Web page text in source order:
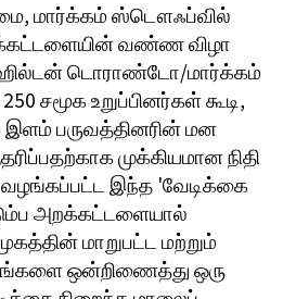
மார்க்கம் ஸ்டௌஃப்வில்
வண்ண விழா
டொராண்டோ/மார்க்கம்
சமூக உறுப்பினர்கள் கூடி,
பருவத்தினரின் மன
முக்கியமான நிதி
வழங்கப்பட்ட இந்த 'வேடிக்கை
அறக்கட்டளையால்
மாறுபட்ட மற்றும்
ஒன்றிணைத்து ஒரு